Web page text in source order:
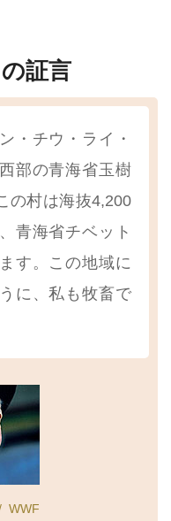
証言
・チウ・ライ・
部の青海省玉樹
の村は海抜4,200
青海省チベット
す。この地域に
に、私も牧畜で
WWF